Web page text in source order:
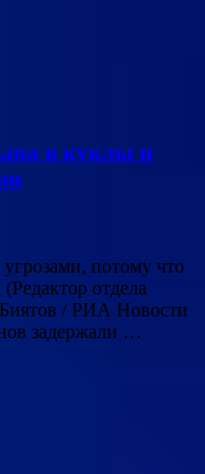
в куклы и
потому что
отдела
/ РИА Новости
задержали …